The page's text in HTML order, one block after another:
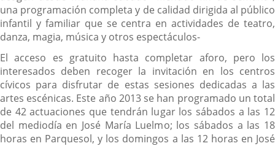
una programación completa y de calidad dirigida al público
infantil y familiar que se centra en actividades de teatro,
danza, magia, música y otros espectáculos-
El acceso es gratuito hasta completar aforo, pero los
interesados deben recoger la invitación en los centros
cívicos para disfrutar de estas sesiones dedicadas a las
artes escénicas. Este año 2013 se han programado un total
de 42 actuaciones que tendrán lugar los sábados a las 12
del mediodía en José María Luelmo; los sábados a las 18
horas en Parquesol, y los domingos a las 12 horas en José